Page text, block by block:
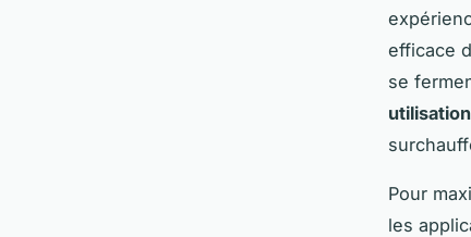
efficace
se
Pour
les